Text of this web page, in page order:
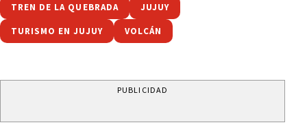
TREN DE LA QUEBRADA JUJUY
TURISMO EN JUJUY VOLCÁN
PUBLICIDAD